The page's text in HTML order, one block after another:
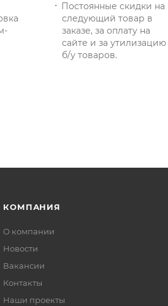
Постоянные скидки на
следующий товар в
заказе, за оплату на
сайте и за утилизацию
б/у товаров.
КОМПАНИЯ
О компании
Новости
Вакансии
Контакты
Наши проекты